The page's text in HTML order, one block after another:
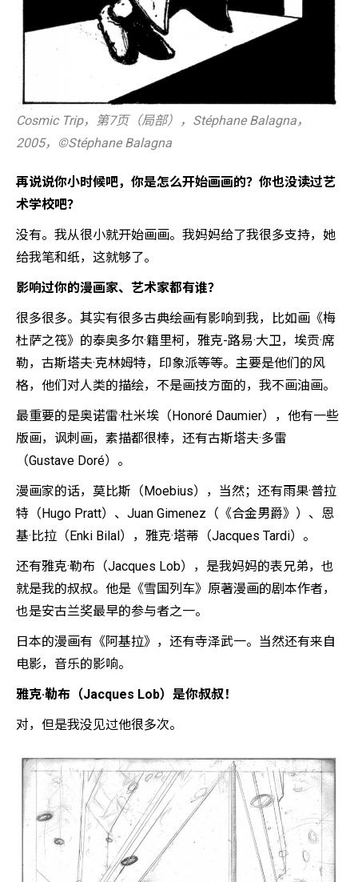
Cosmic Trip，第7页（局部），Stéphane Balagna，
2005，©️Stéphane Balagna
再说说你小时候吧，你是怎么开始画画的？你也没读过艺
术学校吧？
没有。我从很小就开始画画。我妈妈给了我很多支持，她
给我笔和纸，这就够了。
影响过你的漫画家、艺术家都有谁？
很多很多。其实有很多古典绘画有影响到我，比如画《梅
杜萨之筏》的泰奥多尔·籍里柯，雅克-路易·大卫，埃贡·席
勒，古斯塔夫·克林姆特，印象派等等。主要是他们的风
格，他们对人类的描绘，不是画技方面的，我不画油画。
最重要的是奥诺雷·杜米埃（Honoré Daumier），他有一些
版画，讽刺画，素描都很棒，还有古斯塔夫·多雷
（Gustave Doré）。
漫画家的话，莫比斯（Moebius），当然；还有雨果·普拉
特（Hugo Pratt）、Juan Gimenez（《合金男爵》）、恩
基·比拉（Enki Bilal），雅克·塔蒂（Jacques Tardi）。
还有雅克·勒布（Jacques Lob），是我妈妈的表兄弟，也
就是我的叔叔。他是《雪国列车》原著漫画的剧本作者，
也是安古兰奖最早的参与者之一。
日本的漫画有《阿基拉》，还有寺泽武一。当然还有来自
电影，音乐的影响。
雅克·勒布（Jacques Lob）是你叔叔！
对，但是我没见过他很多次。